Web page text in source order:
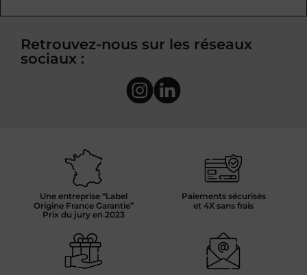
Retrouvez-nous sur les réseaux
sociaux :
Une entreprise “Label
Origine France Garantie”
Prix du jury en 2023
Paiements sécurisés
et 4X sans frais